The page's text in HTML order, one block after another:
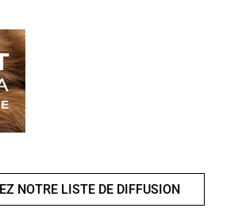
NOTRE LISTE DE DIFFUSION